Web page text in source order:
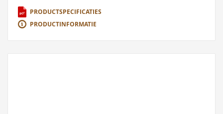
PRODUCTSPECIFICATIES
PRODUCTINFORMATIE